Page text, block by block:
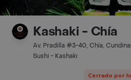
Kashaki - Chía
Av. Pradilla #3-40, Chía,
Sushi - Kashaki
Cerrado por